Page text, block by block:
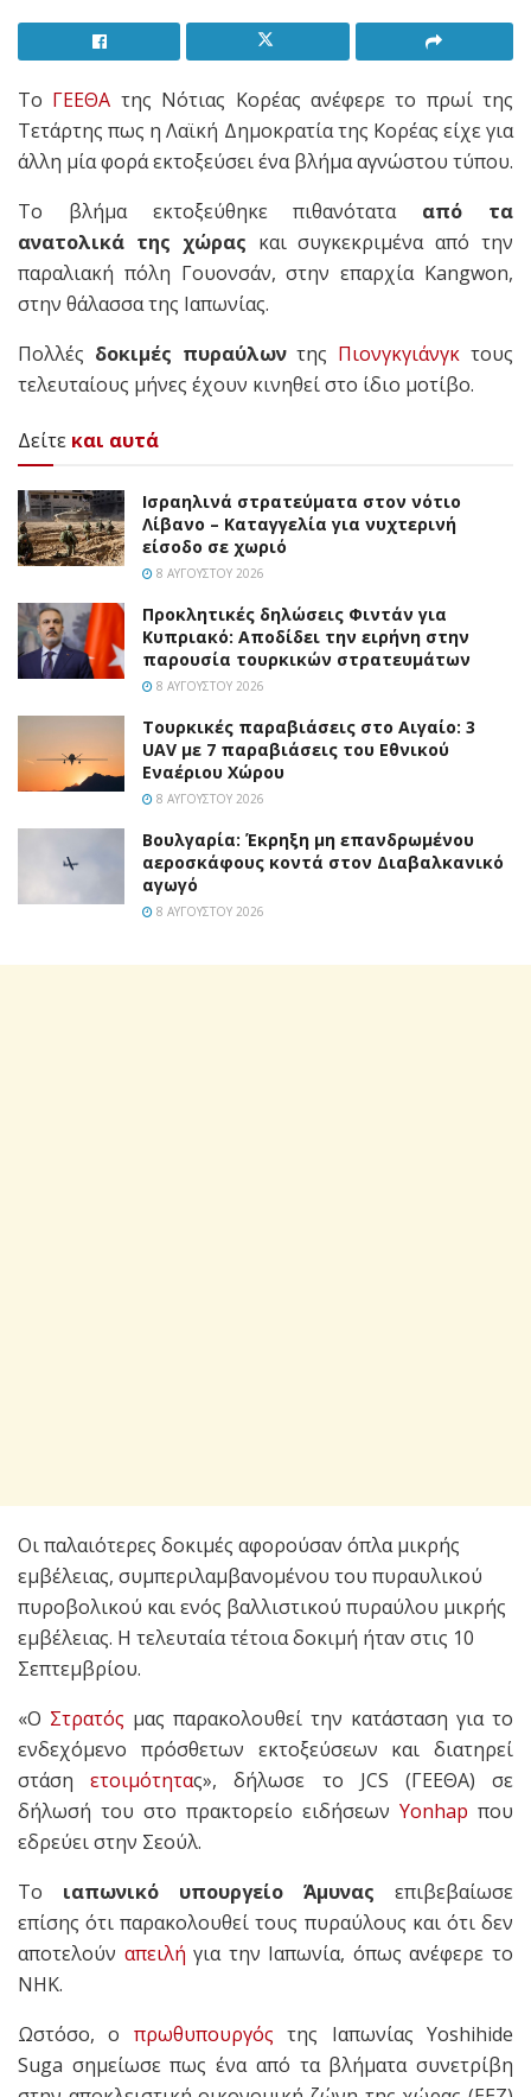
Το ΓΕΕΘΑ της Νότιας Κορέας ανέφερε το πρωί της
Τετάρτης πως η Λαϊκή Δημοκρατία της Κορέας είχε για
άλλη μία φορά εκτοξεύσει ένα βλήμα αγνώστου τύπου.
Το βλήμα εκτοξεύθηκε πιθανότατα από τα
ανατολικά της χώρας και συγκεκριμένα από την
παραλιακή πόλη Γουονσάν, στην επαρχία Kangwon,
στην θάλασσα της Ιαπωνίας.
Πολλές δοκιμές πυραύλωντης Πιονγκγιάνγκ τους
τελευταίους μήνες έχουν κινηθεί στο ίδιο μοτίβο.
Δείτε και αυτά
Ισραηλινά στρατεύματα στον νότιο
Λίβανο – Καταγγελία για νυχτερινή
είσοδο σε χωριό
8 ΑΥΓΟΎΣΤΟΥ 2026
Προκλητικές δηλώσεις Φιντάν για
Κυπριακό: Αποδίδει την ειρήνη στην
παρουσία τουρκικών στρατευμάτων
8 ΑΥΓΟΎΣΤΟΥ 2026
Τουρκικές παραβιάσεις στο Αιγαίο: 3
UAV με 7 παραβιάσεις του Εθνικού
Εναέριου Χώρου
8 ΑΥΓΟΎΣΤΟΥ 2026
Βουλγαρία: Έκρηξη μη επανδρωμένου
αεροσκάφους κοντά στον Διαβαλκανικό
αγωγό
8 ΑΥΓΟΎΣΤΟΥ 2026
Οι παλαιότερες δοκιμές αφορούσαν όπλα μικρής
εμβέλειας, συμπεριλαμβανομένου του πυραυλικού
πυροβολικού και ενός βαλλιστικού πυραύλου μικρής
εμβέλειας. Η τελευταία τέτοια δοκιμή ήταν στις 10
Σεπτεμβρίου.
«Ο Στρατός μας παρακολουθεί την κατάσταση για το
ενδεχόμενο πρόσθετων εκτοξεύσεων και διατηρεί
στάσηετοιμότητας», δήλωσε το JCS (ΓΕΕΘΑ) σε
δήλωσή του στο πρακτορείο ειδήσεων Yonhap που
εδρεύει στην Σεούλ.
Το ιαπωνικό υπουργείο Άμυνας επιβεβαίωσε
επίσης ότι παρακολουθεί τους πυραύλους και ότι δεν
αποτελούν απειλή για την Ιαπωνία, όπως ανέφερε το
NHK.
Ωστόσο, ο πρωθυπουργός της Ιαπωνίας Yoshihide
Suga σημείωσε πως ένα από τα βλήματα συνετρίβη